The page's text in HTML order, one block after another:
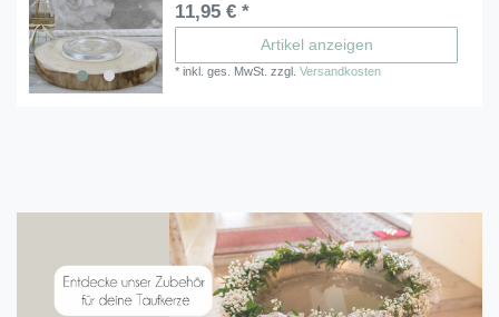
11,95 € *
Artikel anzeigen
*inkl. ges. MwSt. zzgl.Versandkosten